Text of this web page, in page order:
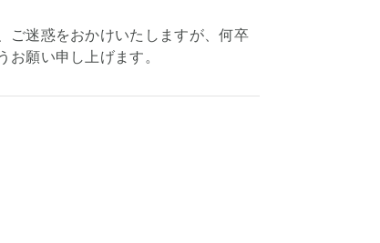
ご迷惑をおかけいたしますが、何卒
お願い申し上げます。